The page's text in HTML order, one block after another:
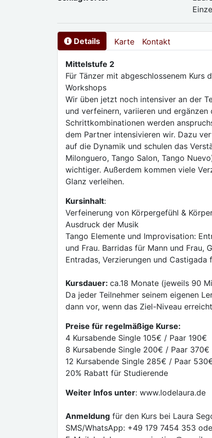
Details Karte Kontakt
Mittelstufe 2
Für Tänzer mit abgeschlossenem Kurs
Workshops
Wir üben jetzt noch intensiver an der
und verfeinern, variieren und
Schrittkombinationen werden
dem Partner intensivieren wir. Dazu
auf die Dynamik und schulen das
Milonguero, Tango Salon, Tango
wichtiger. Außerdem kommen viele
Glanz verleihen.
Kursinhalt:
Verfeinerung von Körpergefühl &
Ausdruck der Musik
Tango Elemente und Improvisation:
und Frau. Barridas für Mann und Frau,
Entradas, Verzierungen und Castigada
Kursdauer: ca.18 Monate (jeweils 90
Da jeder Teilnehmer seinem eigenen
dann vor, wenn das Ziel-Niveau
Preise für regelmäßige Kurse:
4 Kursabende Single 105€ / Paar 190€
8 Kursabende Single 200€ / Paar 370€
12 Kursabende Single 285€ / Paar
20% Rabatt für Studierende
Weiter Infos unter: www.lodelaura.de
Anmeldung für den Kurs bei Laura
SMS/WhatsApp: +49 179 7454 353